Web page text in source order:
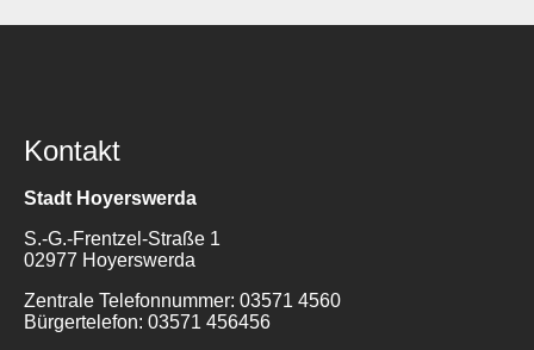
Kontakt
Stadt Hoyerswerda
S.-G.-Frentzel-Straße 1
02977 Hoyerswerda
Zentrale Telefonnummer: 03571 4560
Bürgertelefon: 03571 456456